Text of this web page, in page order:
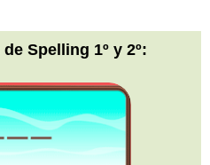
Spelling 1º y 2º: